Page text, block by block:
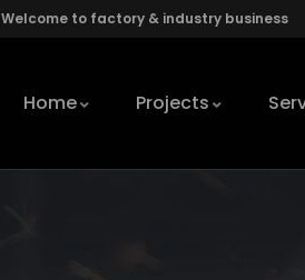
Welcome to factory & industry business
Home Projects